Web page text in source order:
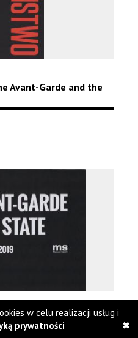
Avant-Garde and the
State 26.10.2018-
w celu realizacji usług i
prywatności